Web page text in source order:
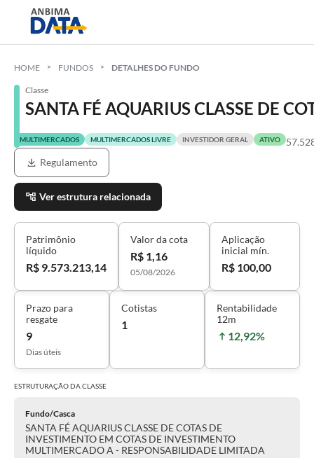
HOME FUNDOS DETALHES DO FUNDO
Classe
SANTA FÉ AQUARIUS CLASSE DE
MULTIMERCADOS MULTIMERCADOS LIVRE INVESTIDOR GERAL ATIVO
Regulamento
Ver estrutura relacionada
Patrimônio
líquido
R$ 9.573.213,14
Valor da cota
R$ 1,16
05/08/2026
Aplicação
inicial mín.
R$ 100,00
Prazo para
resgate
9
Dias úteis
Cotistas
1
Rentabilidade
12m
12,92%
ESTRUTURAÇÃO DACLASSE
Fundo/Casca
SANTA FÉ AQUARIUS CLASSE DE COTAS DE
INVESTIMENTO EM COTAS DE INVESTIMENTO
MULTIMERCADO A - RESPONSABILIDADE LIMITADA